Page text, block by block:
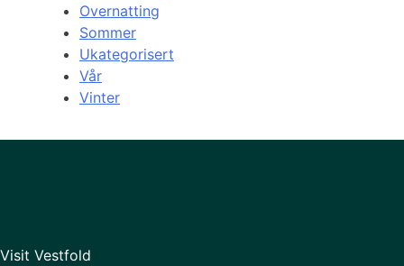
Overnatting
Sommer
Ukategorisert
Vår
Vinter
Visit Vestfold